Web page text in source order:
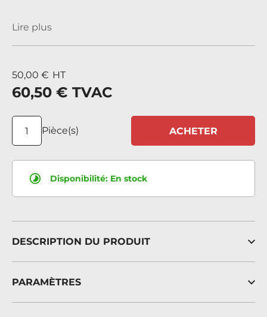
Lire plus
50,00 € HT
60,50 € TVAC
Pièce(s) ACHETER
Disponibilité: En stock
DESCRIPTION DU PRODUIT
PARAMÈTRES